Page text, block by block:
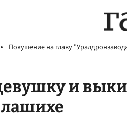
Покушение на главу
и